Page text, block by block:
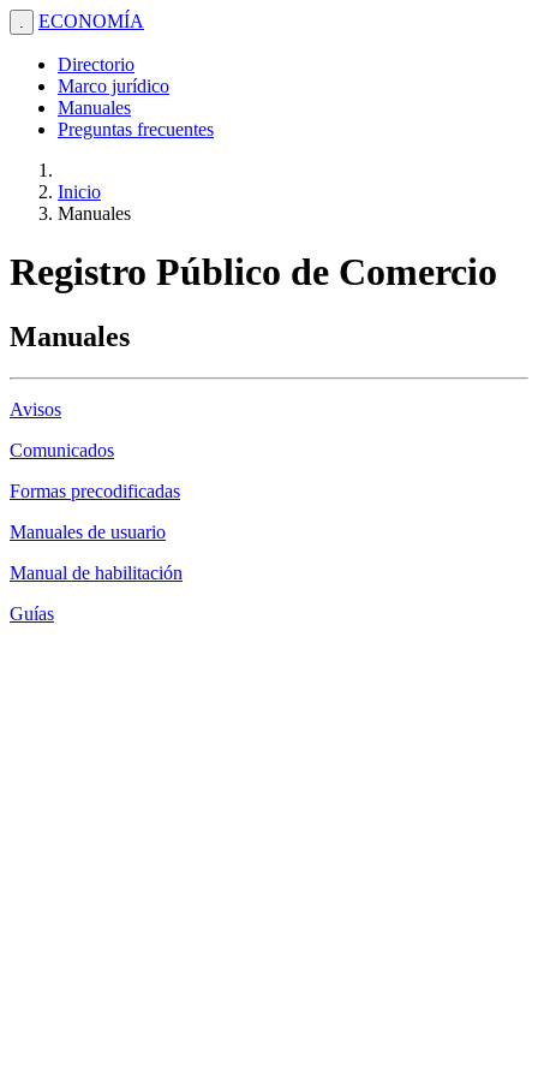
. ECONOMÍA
Directorio
Marco jurídico
Manuales
Preguntas frecuentes
Inicio
Manuales
Registro Público de Comercio
Manuales
Avisos
Comunicados
Formas precodificadas
Manuales de usuario
Manual de habilitación
Guías